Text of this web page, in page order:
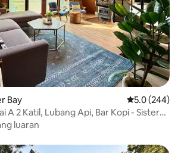
Bay Penarafan
5.0 (244)
A 2 Katil, Lubang Api, Bar Kopi - Sister
luaran